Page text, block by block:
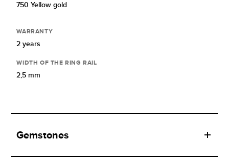
750 Yellow gold
WARRANTY
2 years
WIDTH OF THE RING RAIL
2,5 mm
Gemstones